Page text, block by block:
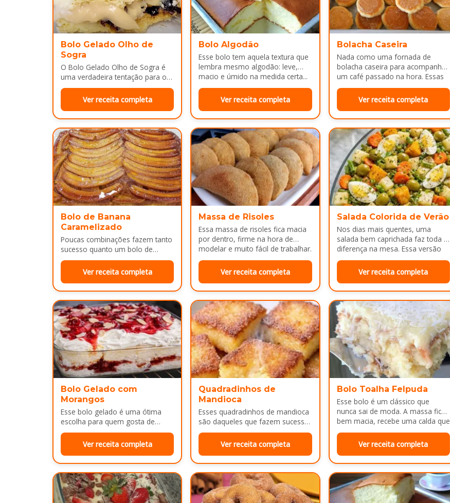
Bolo Gelado Olho de
Sogra
O Bolo Gelado Olho de Sogra é
uma verdadeira tentação para os
amantes de sobremesas
refrescantes e cheias de sabor...
Ver receita completa
Bolo Algodão
Esse bolo tem aquela textura que
lembra mesmo algodão: leve,
macio e úmido na medida certa...
Ver receita completa
Bolacha Caseira
Nada como uma fornada de
bolacha caseira para acompanhar
um café passado na hora. Essas
bolachinhas ficam levemente
douradas por…
Ver receita completa
Bolo de Banana
Caramelizado
Poucas combinações fazem tanto
sucesso quanto um bolo de
banana com uma calda
douradinha por cima. Enquanto
assa, aquele cheirinho…
Ver receita completa
Massa de Risoles
Essa massa de risoles fica macia
por dentro, firme na hora de
modelar e muito fácil de trabalhar.
É uma…
Ver receita completa
Salada Colorida de Verão
Nos dias mais quentes, uma
salada bem caprichada faz toda a
diferença na mesa. Essa versão
colorida reúne legumes cozidos…
Ver receita completa
Bolo Gelado com
Morangos
Esse bolo gelado é uma ótima
escolha para quem gosta de
sobremesas bem cremosas e
refrescantes. As camadas de
massa…
Ver receita completa
Quadradinhos de
Mandioca
Esses quadradinhos de mandioca
são daqueles que fazem sucesso
no café da tarde ou como
sobremesa depois do almoço.
Por…
Ver receita completa
Bolo Toalha Felpuda
Esse bolo é um clássico que
nunca sai de moda. A massa fica
bem macia, recebe uma calda que
deixa…
Ver receita completa